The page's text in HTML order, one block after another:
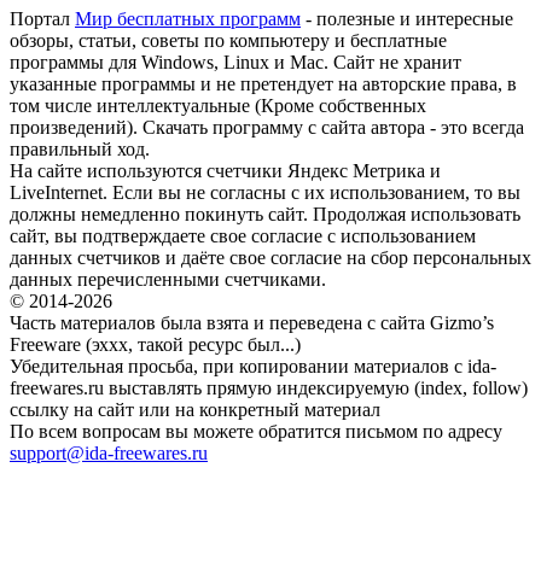
Портал Мир бесплатных программ - полезные и интересные
обзоры, статьи, советы по компьютеру и бесплатные
программы для Windows, Linux и Mac. Сайт не хранит
указанные программы и не претендует на авторские права, в
том числе интеллектуальные (Кроме собственных
произведений). Скачать программу с сайта автора - это всегда
правильный ход.
На сайте используются счетчики Яндекс Метрика и
LiveInternet. Если вы не согласны с их использованием, то вы
должны немедленно покинуть сайт. Продолжая использовать
сайт, вы подтверждаете свое согласие с использованием
данных счетчиков и даёте свое согласие на сбор персональных
данных перечисленными счетчиками.
© 2014-2026
Часть материалов была взята и переведена с сайта Gizmo’s
Freeware (эххх, такой ресурс был...)
Убедительная просьба, при копировании материалов с ida-
freewares.ru выставлять прямую индексируемую (index, follow)
ссылку на сайт или на конкретный материал
По всем вопросам вы можете обратится письмом по адресу
support@ida-freewares.ru